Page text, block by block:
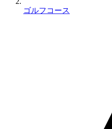
ゴルフコース